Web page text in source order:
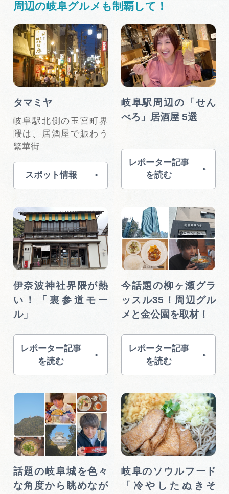
周辺の岐阜グルメも制覇して！
タマミヤ
岐阜駅北側の玉宮町界
隈は、居酒屋で賑わう
繁華街
スポット情報
岐阜駅周辺の「せん
べろ」居酒屋 5選
レポーター記事
を読む
伊奈波神社界隈が熱
い！「裏参道モー
ル」
レポーター記事
を読む
今話題の柳ヶ瀬グラ
ッスル35！周辺グル
メと金公園を取材！
レポーター記事
を読む
話題の岐阜城を色々
な角度から眺めなが
岐阜のソウルフード
「冷やしたぬきそ